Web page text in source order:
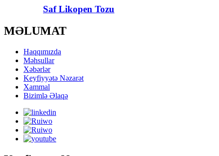
Saf Likopen Tozu
MƏLUMAT
Haqqımızda
Məhsullar
Xəbərlər
Keyfiyyətə Nəzarət
Xammal
Bizimlə Əlaqə